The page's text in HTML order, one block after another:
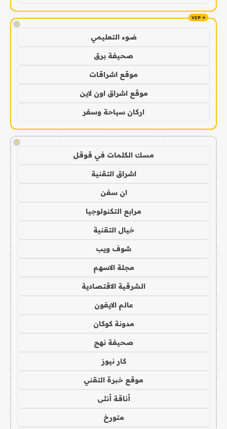
!
ضوء التعليمي
صحيفة برق
موقع اشراقات
موقع اشراق اون لاين
اركان سياحة وسفر
!
مسك الكلمات في قوقل
اشراق التقنية
ان سفن
مرابع التكنولوجيا
خيال التقنية
شوف ويب
مجلة الاسهم
الشرقية الاقتصادية
عالم الايفون
مدونة كوكان
صحيفة نهج
كار نيوز
موقع خبرة التقني
أناقة أنثى
متورخ